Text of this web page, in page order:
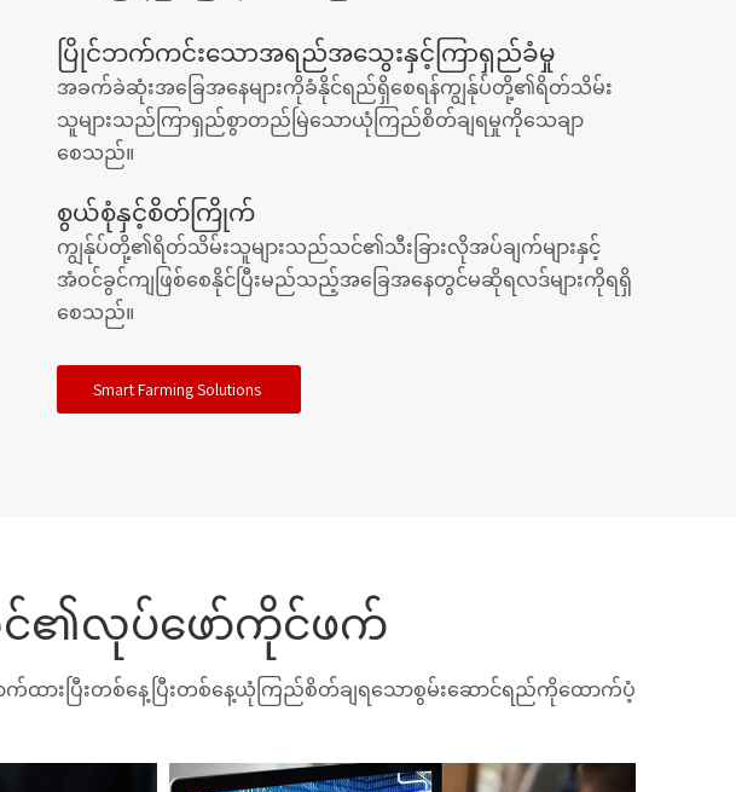
ပြိုင်ဘက်ကင်းသောအရည်အသွေးနှင့်ကြာရှည်ခံမှု
အခက်ခဲဆုံးအခြေအနေများကိုခံနိုင်ရည်ရှိစေရန်ကျွန်ုပ်တို့၏ရိတ်သိမ်း
သူများသည်ကြာရှည်စွာတည်မြဲသောယုံကြည်စိတ်ချရမှုကိုသေချာ
စေသည်။
စွယ်စုံနှင့်စိတ်ကြိုက်
ကျွန်ုပ်တို့၏ရိတ်သိမ်းသူများသည်သင်၏သီးခြားလိုအပ်ချက်များနှင့်
အံဝင်ခွင်ကျဖြစ်စေနိုင်ပြီးမည်သည့်အခြေအနေတွင်မဆိုရလဒ်များကိုရရှိ
စေသည်။
Smart Farming Solutions
သင်၏လုပ်ဖော်ကိုင်ဖက်
က်ထားပြီးတစ်နေ့ပြီးတစ်နေ့ယုံကြည်စိတ်ချရသောစွမ်းဆောင်ရည်ကိုထောက်ပံ့